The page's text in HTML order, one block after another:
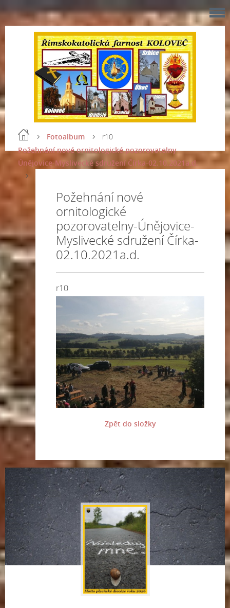
Fotoalbum
Požehnání nové ornitologické pozorovatelny-
Únějovice-Myslivecké sdružení Čírka-02.10.2021a.d.
r10
Požehnání nové
ornitologické
pozorovatelny-Únějovice-
Myslivecké sdružení Čírka-
02.10.2021a.d.
r10
Zpět do složky